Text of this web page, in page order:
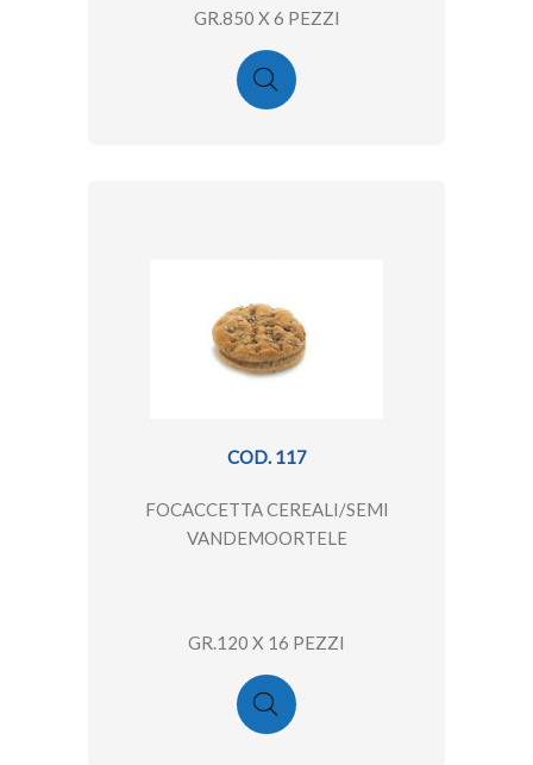
GR.850 X 6 PEZZI
COD. 117
FOCACCETTA CEREALI/SEMI
VANDEMOORTELE
GR.120 X 16 PEZZI